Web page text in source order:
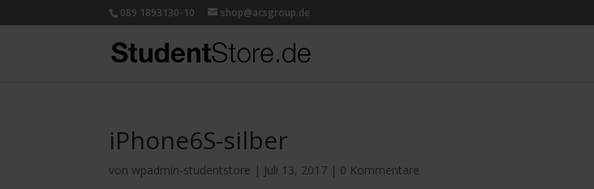
089 1893130-10 shop@acsgroup.de
iPhone6S-silber
vonwpadmin-studentstore | Juli 13, 2017 | 0 Kommentare